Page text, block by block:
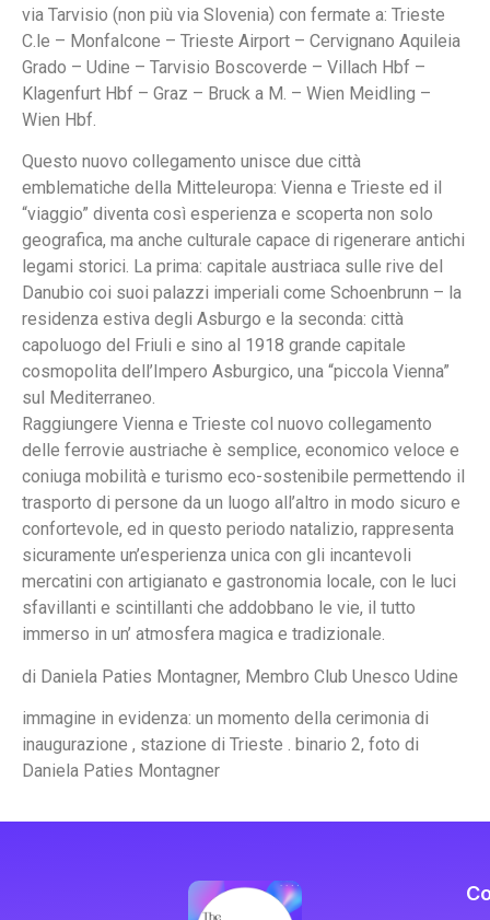
via Tarvisio (non più via Slovenia) con fermate a: Trieste
C.le – Monfalcone – Trieste Airport – Cervignano Aquileia
Grado – Udine – Tarvisio Boscoverde – Villach Hbf –
Klagenfurt Hbf – Graz – Bruck a M. – Wien Meidling –
Wien Hbf.
Questo nuovo collegamento unisce due città
emblematiche della Mitteleuropa: Vienna e Trieste ed il
“viaggio” diventa così esperienza e scoperta non solo
geografica, ma anche culturale capace di rigenerare antichi
legami storici. La prima: capitale austriaca sulle rive del
Danubio coi suoi palazzi imperiali come Schoenbrunn – la
residenza estiva degli Asburgo e la seconda: città
capoluogo del Friuli e sino al 1918 grande capitale
cosmopolita dell’Impero Asburgico, una “piccola Vienna”
sul Mediterraneo.
Raggiungere Vienna e Trieste col nuovo collegamento
delle ferrovie austriache è semplice, economico veloce e
coniuga mobilità e turismo eco-sostenibile permettendo il
trasporto di persone da un luogo all’altro in modo sicuro e
confortevole, ed in questo periodo natalizio, rappresenta
sicuramente un’esperienza unica con gli incantevoli
mercatini con artigianato e gastronomia locale, con le luci
sfavillanti e scintillanti che addobbano le vie, il tutto
immerso in un’ atmosfera magica e tradizionale.
di Daniela Paties Montagner, Membro Club Unesco Udine
immagine in evidenza: un momento della cerimonia di
inaugurazione , stazione di Trieste . binario 2, foto di
Daniela Paties Montagner